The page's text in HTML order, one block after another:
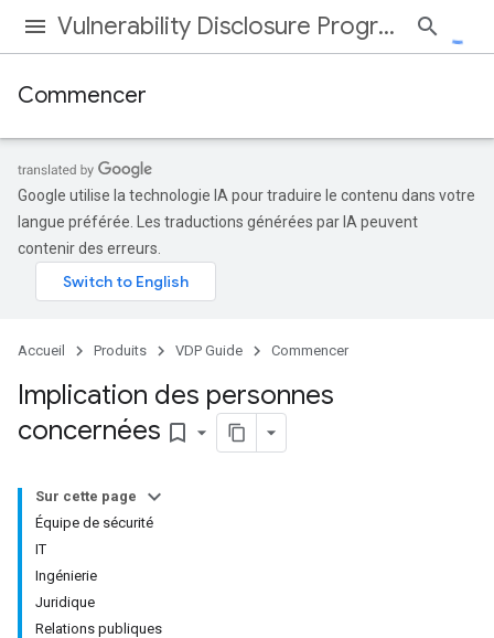
Vulnerability Disclosure Program
Commencer
Google utilise la technologie IA pour traduire le contenu dans votre
langue préférée. Les traductions générées par IA peuvent
contenir des erreurs.
Accueil Produits VDP Guide Commencer
Implication des personnes
concernées bookmark_border
Sur cette page
Équipe de sécurité
IT
Ingénierie
Juridique
Relations publiques